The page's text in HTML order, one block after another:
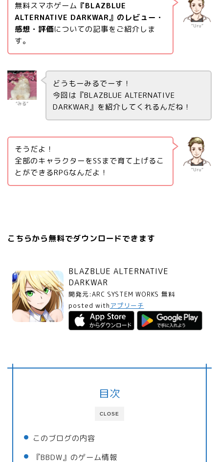
“Uru”
無料スマホゲーム 『BLAZBLUE
ALTERNATIVE DARKWAR』のレビュー・
感想・評価についての記事をご紹介しま
す。
“みる”
どうもーみるでーす！
今回は『BLAZBLUE ALTERNATIVE
DARKWAR』を紹介してくれるんだね！
“Uru”
そうだよ！
全部のキャラクターをSSまで育て上げるこ
とができるRPGなんだよ！
こちらから無料でダウンロードできます
BLAZBLUE ALTERNATIVE
DARKWAR
開発元:ARC SYSTEM WORKS 無料
posted with アプリーチ
CLOSE
目次
このブログの内容
『BBDW』のゲーム情報